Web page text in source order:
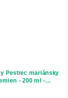
Pestrec mariánsky
- 200 ml -